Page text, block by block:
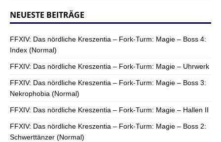
NEUESTE BEITRÄGE
FFXIV: Das nördliche Kreszentia – Fork-Turm: Magie – Boss 4:
Index (Normal)
FFXIV: Das nördliche Kreszentia – Fork-Turm: Magie – Uhrwerk
FFXIV: Das nördliche Kreszentia – Fork-Turm: Magie – Boss 3:
Nekrophobia (Normal)
FFXIV: Das nördliche Kreszentia – Fork-Turm: Magie – Hallen II
FFXIV: Das nördliche Kreszentia – Fork-Turm: Magie – Boss 2:
Schwerttänzer (Normal)